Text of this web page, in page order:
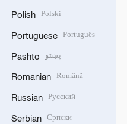
Polish Polski
Portuguese Português
Pashto پښتو
Romanian Română
Russian Русский
Serbian Српски